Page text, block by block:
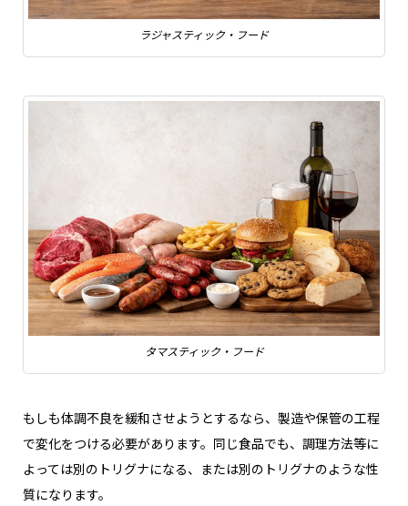
ラジャスティック・フード
タマスティック・フード
もしも体調不良を緩和させようとするなら、製造や保管の工程
で変化をつける必要があります。同じ食品でも、調理方法等に
よっては別のトリグナになる、または別のトリグナのような性
質になります。